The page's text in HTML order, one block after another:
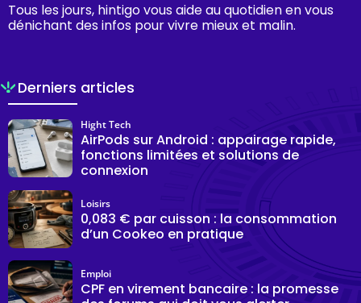
Tous les jours, hintigo vous aide au quotidien en vous
dénichant des infos pour vivre mieux et malin.
Derniers articles
AirPods sur Android : appairage rapide,
fonctions limitées et solutions de
connexion
Hight Tech
0,083 € par cuisson : la consommation
d’un Cookeo en pratique
Loisirs
CPF en virement bancaire : la promesse
Emploi